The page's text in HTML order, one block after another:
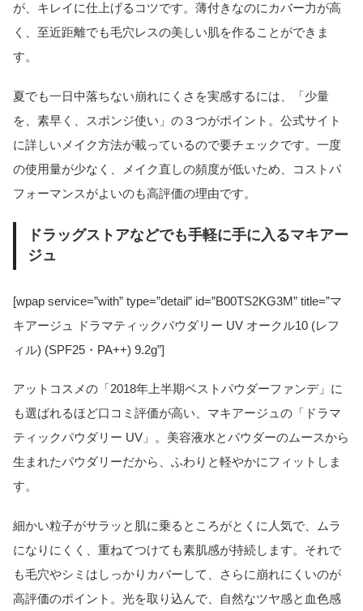
が、キレイに仕上げるコツです。薄付きなのにカバー力が高
く、至近距離でも毛穴レスの美しい肌を作ることができま
す。
夏でも一日中落ちない崩れにくさを実感するには、「少量
を、素早く、スポンジ使い」の３つがポイント。公式サイト
に詳しいメイク方法が載っているので要チェックです。一度
の使用量が少なく、メイク直しの頻度が低いため、コストパ
フォーマンスがよいのも高評価の理由です。
ドラッグストアなどでも手軽に手に入るマキアー
ジュ
[wpap service=”with” type=”detail” id=”B00TS2KG3M” title=”マ
キアージュ ドラマティックパウダリー UV オークル10 (レフ
ィル) (SPF25・PA++) 9.2g”]
アットコスメの「2018年上半期ベストパウダーファンデ」に
も選ばれるほど口コミ評価が高い、マキアージュの「ドラマ
ティックパウダリー UV」。美容液水とパウダーのムースから
生まれたパウダリーだから、ふわりと軽やかにフィットしま
す。
細かい粒子がサラッと肌に乗るところがとくに人気で、ムラ
になりにくく、重ねてつけても素肌感が持続します。それで
も毛穴やシミはしっかりカバーして、さらに崩れにくいのが
高評価のポイント。光を取り込んで、自然なツヤ感と血色感